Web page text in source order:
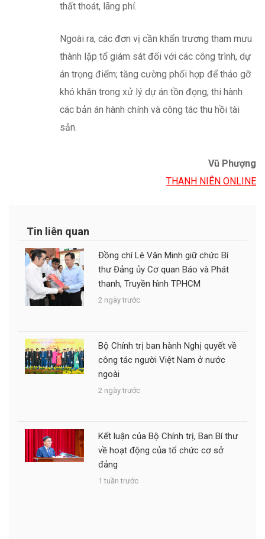
Vũ Phượng
THANH NIÊN ONLINE
Tin liên quan
Đồng chí Lê Văn Minh giữ chức Bí
thư Đảng ủy Cơ quan Báo và Phát
thanh, Truyền hình TPHCM
2 ngày trước
Bộ Chính trị ban hành Nghị quyết về
công tác người Việt Nam ở nước
ngoài
2 ngày trước
Kết luận của Bộ Chính trị, Ban Bí thư
về hoạt động của tổ chức cơ sở
đảng
1 tuần trước